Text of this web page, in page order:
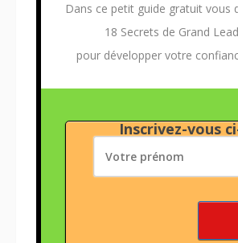
Dans ce petit guide gratuit vous
18 Secrets de Grand
pour développer votre
Inscrivez-vous